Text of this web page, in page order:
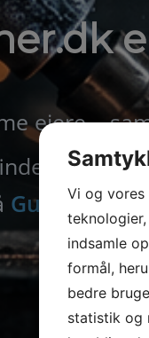
ejere –
nu alle
Guede.dk–
Vi og vores
indsamle
formål,
bedre
statistik og